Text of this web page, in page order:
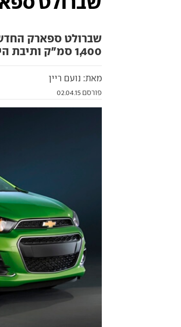
שברולט ספארק
1,400 סמ"ק ותיבת הילוכים רציפה, ותגיע אלינו בתחילת 2016
מאת: נועם ריין
פורסם 02.04.15